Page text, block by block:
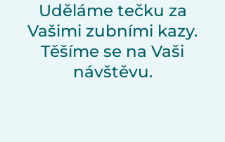
Uděláme tečku za
Vašimi zubními kazy.
Těšíme se na Vaši
návštěvu.